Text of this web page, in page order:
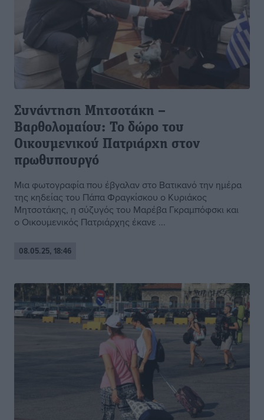
Συνάντηση Μητσοτάκη –
Βαρθολομαίου: Το δώρο του
Οικουμενικού Πατριάρχη στον
πρωθυπουργό
Μια φωτογραφία που έβγαλαν στο Βατικανό την ημέρα
της κηδείας του Πάπα Φραγκίσκου ο Κυριάκος
Μητσοτάκης, η σύζυγός του Μαρέβα Γκραμπόφσκι και
ο Οικουμενικός Πατριάρχης έκανε ...
08.05.25, 18:46